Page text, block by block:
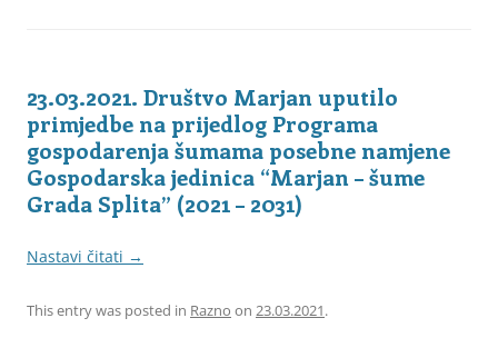
23.03.2021. Društvo Marjan uputilo
primjedbe na prijedlog Programa
gospodarenja šumama posebne namjene
Gospodarska jedinica “Marjan – šume
Grada Splita” (2021 – 2031)
Nastavi čitati →
This entry was posted in Razno on 23.03.2021.